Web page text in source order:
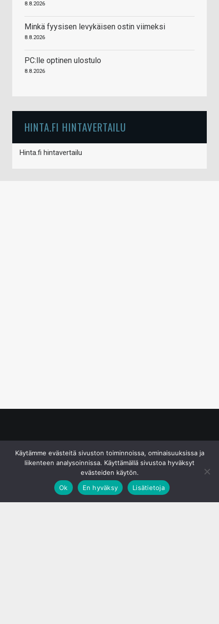
8.8.2026
Minkä fyysisen levykäisen ostin viimeksi
8.8.2026
PC:lle optinen ulostulo
8.8.2026
HINTA.FI HINTAVERTAILU
Hinta.fi hintavertailu
Käytämme evästeitä sivuston toiminnoissa, ominaisuuksissa ja
liikenteen analysoinnissa. Käyttämällä sivustoa hyväksyt
evästeiden käytön.
Ok
En hyväksy Lisätietoja